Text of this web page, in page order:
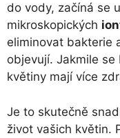
do vody, začíná se
mikroskopických
eliminovat bakterie
objevují. Jakmile
květiny mají více
Je to skutečně
život vašich květin.